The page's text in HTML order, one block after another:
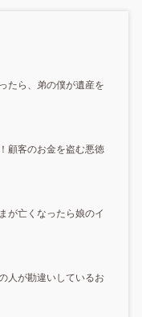
たら、弟の僕が遺産を
顧客のお金を盗む悪徳
が亡くなったら娘のイ
人が勘違いしているお